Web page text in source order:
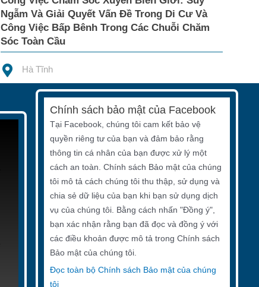
Ngẫm Và Giải Quyết Vấn Đề Trong Di Cư Và
Công Việc Bấp Bênh Trong Các Chuỗi Chăm
Sóc Toàn Cầu
Hà Tĩnh
Chính sách bảo mật của Facebook
Tại Facebook, chúng tôi cam kết bảo vệ
quyền riêng tư của bạn và đảm bảo rằng
thông tin cá nhân của bạn được xử lý một
cách an toàn. Chính sách Bảo mật của chúng
tôi mô tả cách chúng tôi thu thập, sử dụng và
chia sẻ dữ liệu của bạn khi bạn sử dụng dịch
vụ của chúng tôi. Bằng cách nhấn "Đồng ý",
bạn xác nhận rằng bạn đã đọc và đồng ý với
các điều khoản được mô tả trong Chính sách
Bảo mật của chúng tôi.
Đọc toàn bộ Chính sách Bảo mật của chúng
tôi